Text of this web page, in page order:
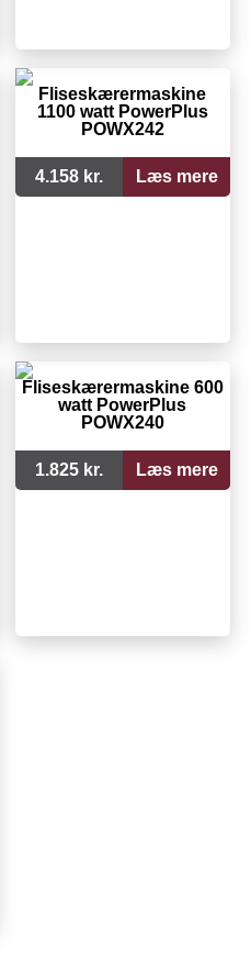
Fliseskærermaskine
1100 watt PowerPlus
POWX242
4.158 kr. Læs mere
Fliseskærermaskine 600
watt PowerPlus
POWX240
1.825 kr. Læs mere